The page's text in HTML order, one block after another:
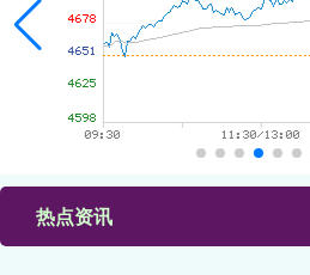
热点资讯